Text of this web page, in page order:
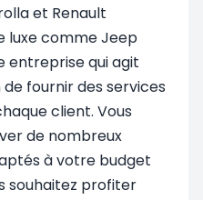
et Renault
luxe comme Jeep
entreprise qui agit
fournir des services
client. Vous
de nombreux
à votre budget
souhaitez profiter